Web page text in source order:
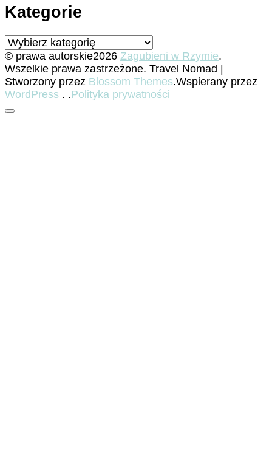
Kategorie
Kategorie
© prawa autorskie2026 Zagubieni w Rzymie.
Wszelkie prawa zastrzeżone. Travel Nomad |
Stworzony przez Blossom Themes.Wspierany przez
WordPress . .Polityka prywatności